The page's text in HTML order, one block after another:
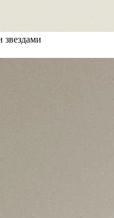
звездами